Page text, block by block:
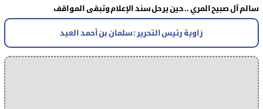
سالم آل صبيح المري .. حين يرحل سند الإعلام وتبقى المواقف
زاوية رئيس التحرير : سلمان بن أحمد العيد